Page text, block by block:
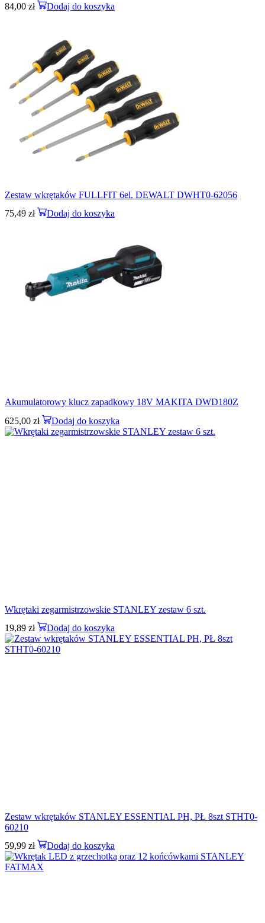
84,00 zł Dodaj do koszyka
Zestaw wkrętaków FULLFIT 6el. DEWALT DWHT0-62056
75,49 zł Dodaj do koszyka
Akumulatorowy klucz zapadkowy 18V MAKITA DWD180Z
625,00 zł Dodaj do koszyka
Wkrętaki zegarmistrzowskie STANLEY zestaw 6 szt.
19,89 zł Dodaj do koszyka
Zestaw wkrętaków STANLEY ESSENTIAL PH, PŁ 8szt STHT0-
60210
59,99 zł Dodaj do koszyka